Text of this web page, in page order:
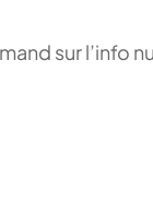
sur l’info